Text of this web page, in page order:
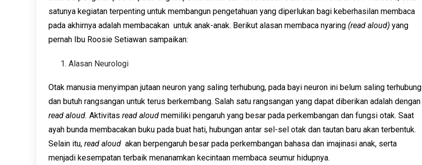
satunya kegiatan terpenting untuk membangun pengetahuan yang diperlukan bagi keberhasilan membaca
pada akhirnya adalah membacakan untuk anak-anak. Berikut alasan membaca nyaring (read aloud) yang
pernah Ibu Roosie Setiawan sampaikan:
Alasan Neurologi
Otak manusia menyimpan jutaan neuron yang saling terhubung, pada bayi neuron ini belum saling terhubung
dan butuh rangsangan untuk terus berkembang. Salah satu rangsangan yang dapat diberikan adalah dengan
read aloud. Aktivitas read aloud memiliki pengaruh yang besar pada perkembangan dan fungsi otak. Saat
ayah bunda membacakan buku pada buat hati, hubungan antar sel-sel otak dan tautan baru akan terbentuk.
Selain itu, read aloud akan berpengaruh besar pada perkembangan bahasa dan imajinasi anak, serta
menjadi kesempatan terbaik menanamkan kecintaan membaca seumur hidupnya.